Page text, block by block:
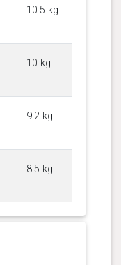
10.5 kg
10 kg
9.2 kg
8.5 kg